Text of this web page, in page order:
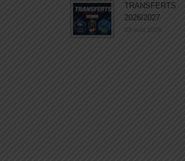
TRANSFERTS
2026/2027
03 août 2026